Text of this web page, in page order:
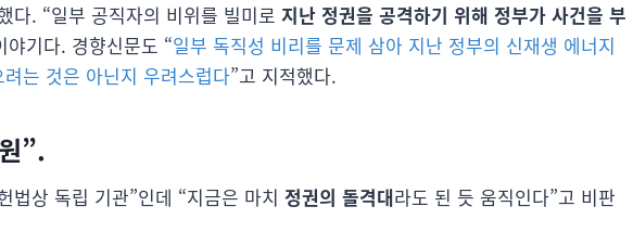
다. “일부 공직자의 비위를 빌미로 지난 정권을 공격하기 위해 정부가 사건을 부
야기다. 경향신문도 “일부 독직성 비리를 문제 삼아 지난 정부의 신재생 에너지
는 것은 아닌지 우려스럽다”고 지적했다.
”.
법상 독립 기관”인데 “지금은 마치 정권의 돌격대라도 된 듯 움직인다”고 비판